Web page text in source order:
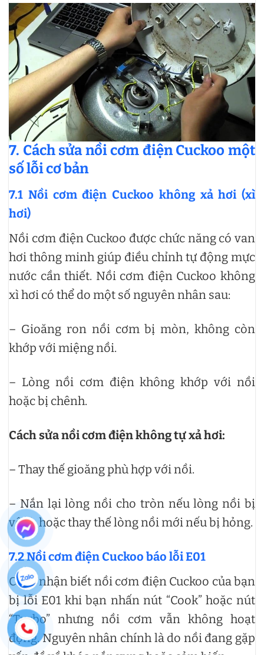
7. Cách sửa nồi cơm điện Cuckoo một
số lỗi cơ bản
7.1 Nồi cơm điện Cuckoo không xả hơi (xì
hơi)
Nồi cơm điện Cuckoo được chức năng có van
hơi thông minh giúp điều chỉnh tự động mực
nước cần thiết. Nồi cơm điện Cuckoo không
xì hơi có thể do một số nguyên nhân sau:
– Gioăng ron nồi cơm bị mòn, không còn
khớp với miệng nồi.
– Lòng nồi cơm điện không khớp với nồi
hoặc bị chênh.
Cách sửa nồi cơm điện không tự xả hơi:
– Thay thế gioăng phù hợp với nồi.
– Nắn lại lòng nồi cho tròn nếu lòng nồi bị
vênh hoặc thay thế lòng nồi mới nếu bị hỏng.
7.2 Nồi cơm điện Cuckoo báo lỗi E01
Cách nhận biết nồi cơm điện Cuckoo của bạn
bị lỗi E01 khi bạn nhấn nút “Cook” hoặc nút
“Turbo” nhưng nồi cơm vẫn không hoạt
động. Nguyên nhân chính là do nồi đang gặp